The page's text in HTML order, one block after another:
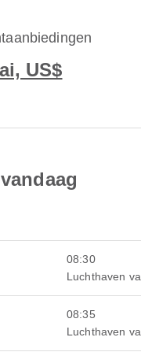
US$
08:30
Luchthaven
08:35
Luchthaven